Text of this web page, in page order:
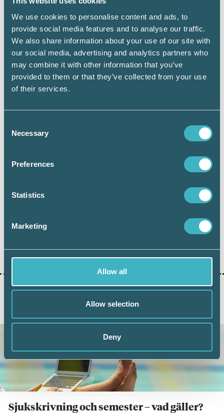
We use cookies to personalise content and ads, to
provide social media features and to analyse our traffic.
We also share information about your use of our site with
our social media, advertising and analytics partners who
may combine it with other information that you’ve
provided to them or that they’ve collected from your use
of their services.
Selection
Necessary
Preferences
Statistics
Marketing
Allow all
Allow selection
Deny
sidor och gå till fliken ”Ekonomi” och därefter
sidan ”Fakturor”.
På samma sida kan du som tidigare se en
sammanställning över företagets oreglerade
skulder och tillgodohavanden hos Fora.
Sammanställningen visar också vilken typ av
oreglerad post det rör sig om, eventuellt OCR-
nummer och förfallodatum, samt en
Text:
AKTUELLA ARTIKLAR
Sjukskrivning och semester – vad gäller?